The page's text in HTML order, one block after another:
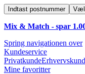
Indtast postnummer
Mix & Match - spar
Spring navigationen over
Kundeservice
Privatkunde
Mine favoritter